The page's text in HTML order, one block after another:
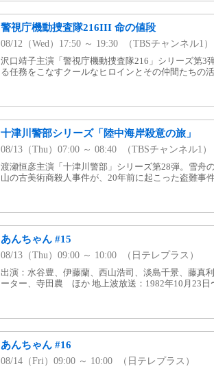
警視庁機動捜査隊216III 命の値段
08/12（Wed）17:50 ～ 19:30 （TBSチャンネル1）
沢口靖子主演「警視庁機動捜査隊216」シリーズ第3
る任務をこなすクールなヒロインとその仲間たちの
十津川警部シリーズ「陸中海岸殺意の旅」
08/13（Thu）07:00 ～ 08:40 （TBSチャンネル1）
渡瀬恒彦主演「十津川警部」シリーズ第28弾。雪舟
山の古美術商殺人事件が、20年前に起こった盗難事
あんちゃん #15
08/13（Thu）09:00 ～ 10:00 （日テレプラス）
出演：水谷豊、伊藤蘭、西山浩司、淡島千景、藤真
ーター、寺田農 ほか 地上波放送：1982年10月23日
あんちゃん #16
08/14（Fri）09:00 ～ 10:00 （日テレプラス）